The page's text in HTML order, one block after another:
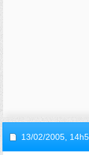
13/02/2005,